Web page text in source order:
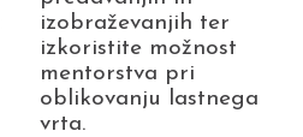
izobraževanjih ter
izkoristite možnost
mentorstva pri
oblikovanju lastnega
vrta.